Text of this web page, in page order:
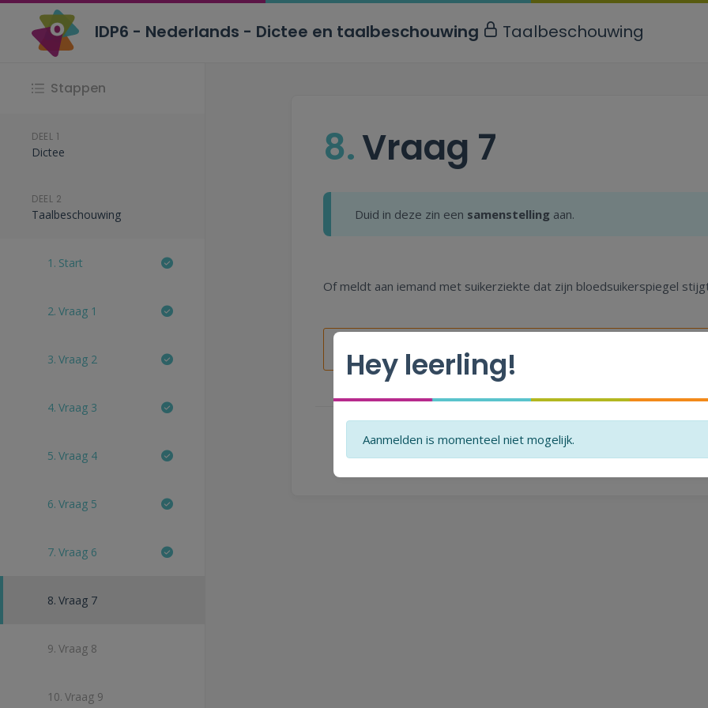
Stappen
DEEL 1
Dictee
DEEL 2
Taalbeschouwing
1. Start
2. Vraag 1
3. Vraag 2
4. Vraag 3
5. Vraag 4
6. Vraag 5
7. Vraag 6
8. Vraag 7
9. Vraag 8
10. Vraag 9
8.Vraag 7
Duid in deze zin een samenstelling aan.
Of meldt aan iemand met suikerziekte dat zijn bloedsuikerspiegel
Je hebt nog niet alle velden ingevuld.
IDP6 - Nederlands - Dictee en taalbeschouwing Taalbeschouwing
Hey leerling!
Aanmelden is momenteel niet mogelijk.